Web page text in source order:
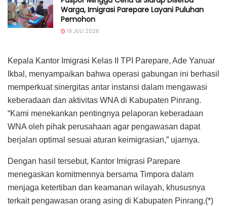
Warga, Imigrasi Parepare Layani Puluhan
Pemohon
19 JULI 2026
Kepala Kantor Imigrasi Kelas II TPI Parepare, Ade Yanuar
Ikbal, menyampaikan bahwa operasi gabungan ini berhasil
memperkuat sinergitas antar instansi dalam mengawasi
keberadaan dan aktivitas WNA di Kabupaten Pinrang.
“Kami menekankan pentingnya pelaporan keberadaan
WNA oleh pihak perusahaan agar pengawasan dapat
berjalan optimal sesuai aturan keimigrasian,” ujarnya.
Dengan hasil tersebut, Kantor Imigrasi Parepare
menegaskan komitmennya bersama Timpora dalam
menjaga ketertiban dan keamanan wilayah, khususnya
terkait pengawasan orang asing di Kabupaten Pinrang.(*)